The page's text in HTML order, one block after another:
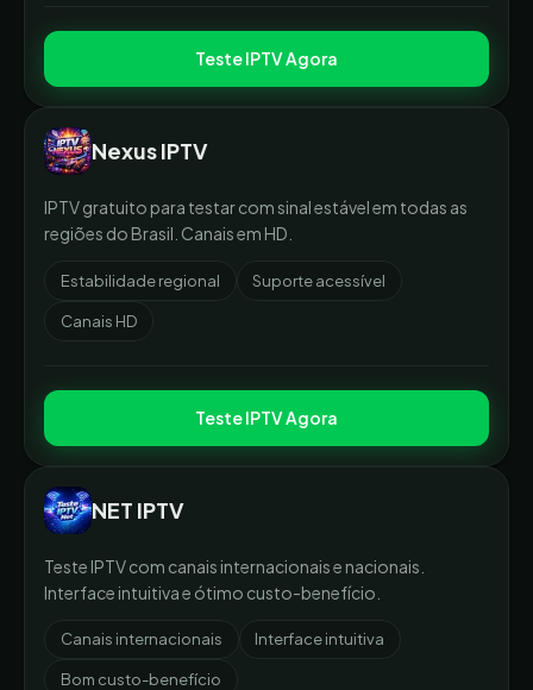
Teste IPTV Agora
Nexus IPTV
IPTV gratuito para testar com sinal estável em todas as
regiões do Brasil. Canais em HD.
Estabilidade regional Suporte acessível
Canais HD
Teste IPTV Agora
NET IPTV
Teste IPTV com canais internacionais e nacionais.
Interface intuitiva e ótimo custo-benefício.
Canais internacionais Interface intuitiva
Bom custo-benefício